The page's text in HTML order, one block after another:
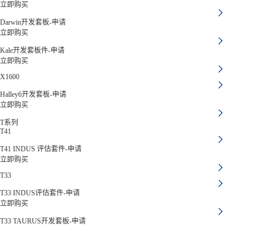
立即购买
Darwin开发套板-申请
立即购买
Kale开发套板件-申请
立即购买
X1600
Halley6开发套板-申请
立即购买
T系列
T41
T41 INDUS 评估套件-申请
立即购买
T33
T33 INDUS评估套件-申请
立即购买
T33 TAURUS开发套板-申请